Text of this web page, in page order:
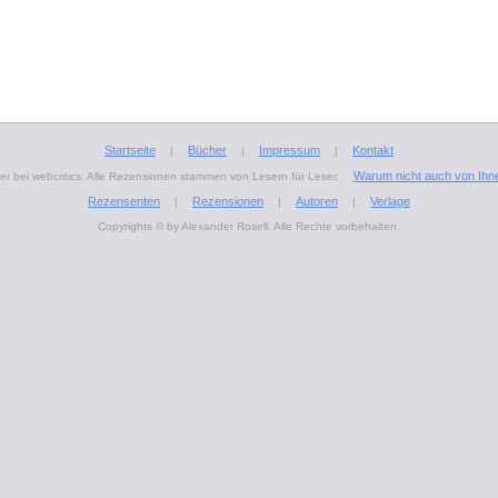
Startseite | Bücher | Impressum | Kontakt
bei webcritics: Alle Rezensionen stammen von Lesern für Leser.
Warum nicht auch von
Rezensenten
| Rezensionen | Autoren | Verlage
Copyrights © by Alexander Rosell. Alle Rechte vorbehalten.